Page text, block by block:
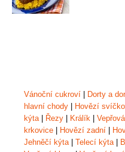
Vánoční cukroví | Dorty a
hlavní chody | Hovězí
kýta | Řezy | Králík |
krkovice | Hovězí zadní |
Jehněčí kýta | Telecí kýta |